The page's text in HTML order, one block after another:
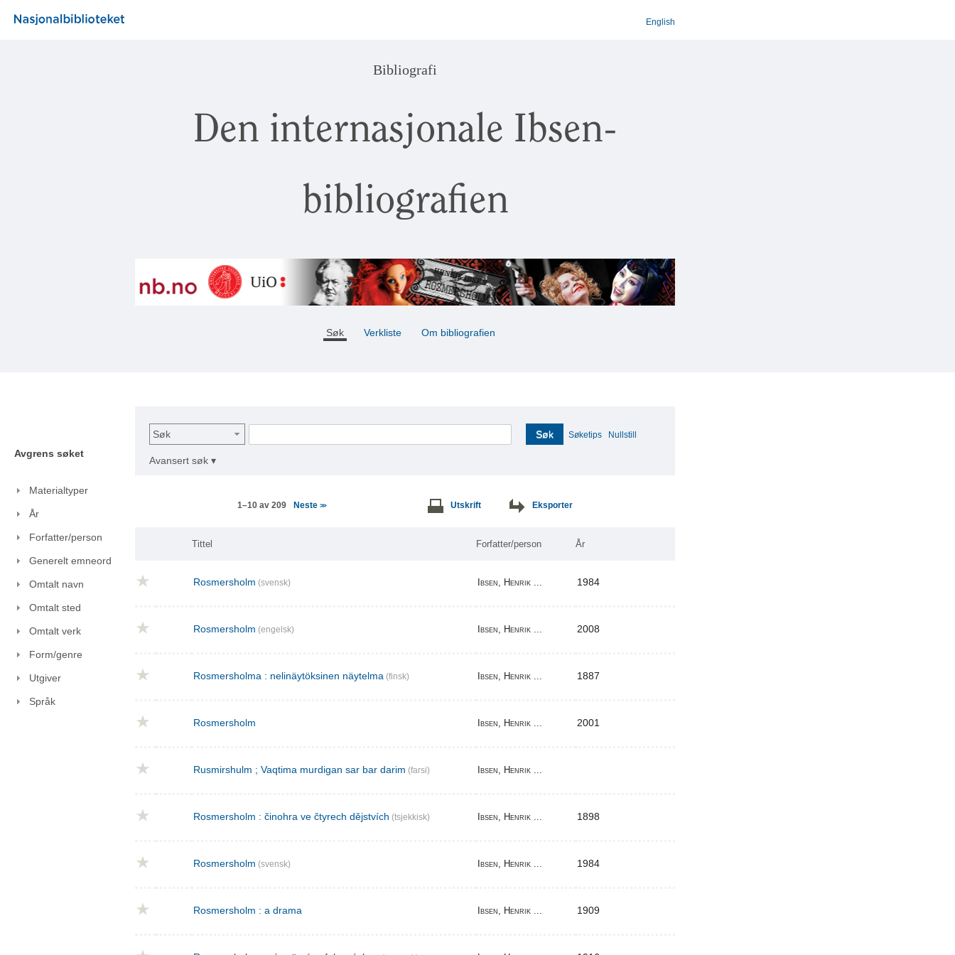
English
Bibliografi
Den internasjonale Ibsen-
bibliografien
Søk Verkliste Om bibliografien
Avgrens søket
Materialtyper
År
Forfatter/person
Generelt emneord
Omtalt navn
Omtalt sted
Omtalt verk
Form/genre
Utgiver
Språk
Søk Søk Søketips Nullstill
Avansert søk ▾
1–10 av 209 Neste >> Utskrift Eksporter
Tittel Forfatter/person År
Rosmersholm (svensk) Ibsen, Henrik ... 1984
Rosmersholm (engelsk) Ibsen, Henrik ... 2008
Rosmersholma : nelinäytöksinen näytelma (finsk) Ibsen, Henrik ... 1887
Rosmersholm Ibsen, Henrik ... 2001
Rusmirshulm ; Vaqtima murdigan sar bar darim (farsi) Ibsen, Henrik ...
Rosmersholm : činohra ve čtyrech dějstvích (tsjekkisk) Ibsen, Henrik ... 1898
Rosmersholm (svensk) Ibsen, Henrik ... 1984
Rosmersholm : a drama Ibsen, Henrik ... 1909